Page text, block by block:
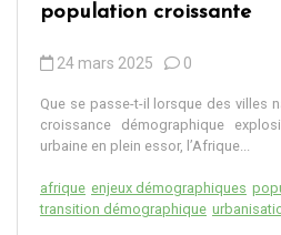
population croissante
24 mars 2025 0
Que se passe-t-il lorsque des villes
croissance démographique
urbaine en plein essor, l’Afrique...
afrique enjeux démographiques
transition démographique